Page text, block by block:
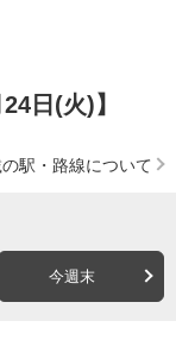
日(火)】
駅・路線について
今週末